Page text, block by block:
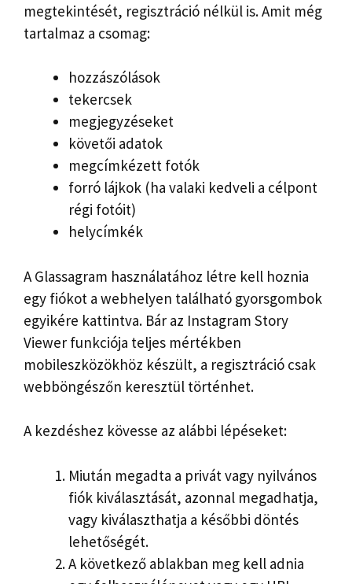
megtekintését, regisztráció nélkül is. Amit még
tartalmaz a csomag:
hozzászólások
tekercsek
megjegyzéseket
követői adatok
megcímkézett fotók
forró lájkok (ha valaki kedveli a célpont
régi fotóit)
helycímkék
A Glassagram használatához létre kell hoznia
egy fiókot a webhelyen található gyorsgombok
egyikére kattintva. Bár az Instagram Story
Viewer funkciója teljes mértékben
mobileszközökhöz készült, a regisztráció csak
webböngészőn keresztül történhet.
A kezdéshez kövesse az alábbi lépéseket:
Miután megadta a privát vagy nyilvános
fiók kiválasztását, azonnal megadhatja,
vagy kiválaszthatja a későbbi döntés
lehetőségét.
A következő ablakban meg kell adnia